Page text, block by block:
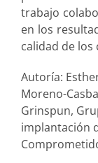
trabajo
en los
calidad de
Autoría:
Moreno-
Grinspun,
implantación